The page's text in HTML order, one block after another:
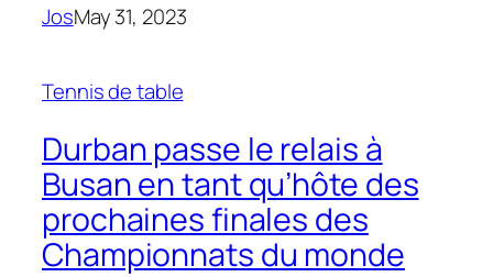
JosMay 31, 2023
Tennis de table
Durban passe le relais à
Busan en tant qu’hôte des
prochaines finales des
Championnats du monde